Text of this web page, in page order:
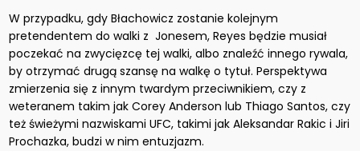
W przypadku, gdy Błachowicz zostanie kolejnym
pretendentem do walki z Jonesem, Reyes będzie musiał
poczekać na zwycięzcę tej walki, albo znaleźć innego rywala,
by otrzymać drugą szansę na walkę o tytuł. Perspektywa
zmierzenia się z innym twardym przeciwnikiem, czy z
weteranem takim jak Corey Andersonlub Thiago Santos, czy
też świeżymi nazwiskami UFC, takimi jak Aleksandar Rakici Jiri
Prochazka, budzi w nim entuzjazm.